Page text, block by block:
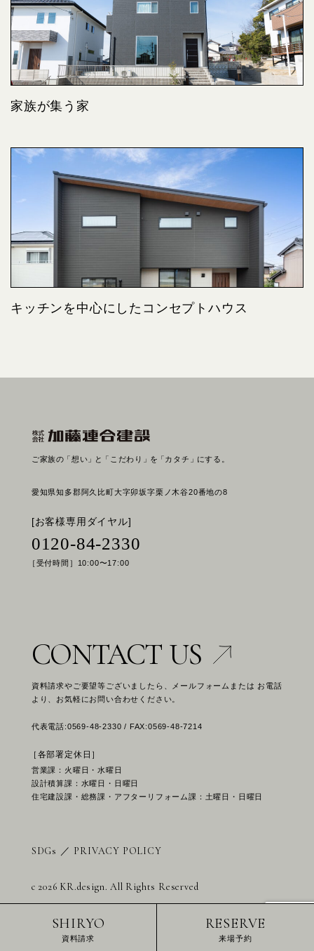
家族が集う家
キッチンを中心にしたコンセプトハウス
ご家族の「想い」と 「こだわり」を「カタチ」にする。
愛知県知多郡阿久比町大字卯坂字栗ノ木谷20番地の8
[お客様専用ダイヤル]
0120-84-2330
［受付時間］10:00〜17:00
CONTACT US
資料請求やご要望等ございましたら、メールフォームまたは お電話
より、お気軽にお問い合わせください。
代表電話:0569-48-2330 / FAX:0569-48-7214
［各部署定休日］
営業課：火曜日・水曜日
設計積算課：水曜日・日曜日
住宅建設課・総務課・アフターリフォーム課：土曜日・日曜日
SDGs ／ PRIVACY POLICY
c 2026 KR.design. All Rights Reserved
SHIRYO
資料請求
RESERVE
来場予約